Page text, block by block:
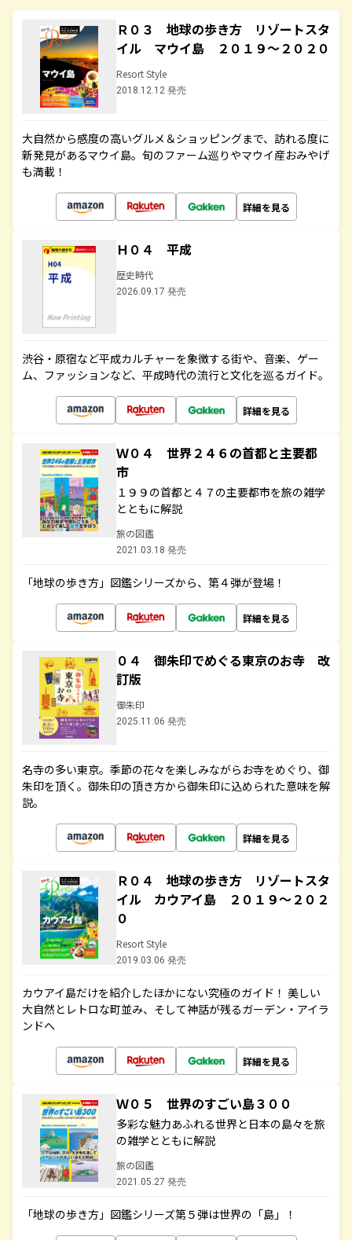
Ｒ０３ 地球の歩き方 リゾートスタ
イル マウイ島 ２０１９～２０２０
Resort Style
2018.12.12 発売
大自然から感度の高いグルメ＆ショッピングまで、訪れる度に
新発見があるマウイ島。旬のファーム巡りやマウイ産おみやげ
も満載！
詳細を見る
Ｈ０４ 平成
歴史時代
2026.09.17 発売
渋谷・原宿など平成カルチャーを象徴する街や、音楽、ゲー
ム、ファッションなど、平成時代の流行と文化を巡るガイド。
詳細を見る
Ｗ０４ 世界２４６の首都と主要都
市
１９９の首都と４７の主要都市を旅の雑学
とともに解説
旅の図鑑
2021.03.18 発売
「地球の歩き方」図鑑シリーズから、第４弾が登場！
詳細を見る
０４ 御朱印でめぐる東京のお寺 改
訂版
御朱印
2025.11.06 発売
名寺の多い東京。季節の花々を楽しみながらお寺をめぐり、御
朱印を頂く。御朱印の頂き方から御朱印に込められた意味を解
説。
詳細を見る
Ｒ０４ 地球の歩き方 リゾートスタ
イル カウアイ島 ２０１９～２０２
０
Resort Style
2019.03.06 発売
カウアイ島だけを紹介したほかにない究極のガイド！ 美しい
大自然とレトロな町並み、そして神話が残るガーデン・アイラ
ンドへ
詳細を見る
Ｗ０５ 世界のすごい島３００
多彩な魅力あふれる世界と日本の島々を旅
の雑学とともに解説
旅の図鑑
2021.05.27 発売
「地球の歩き方」図鑑シリーズ第５弾は世界の「島」！